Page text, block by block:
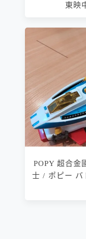
東映
POPY 超合金
士 / ポピー バ